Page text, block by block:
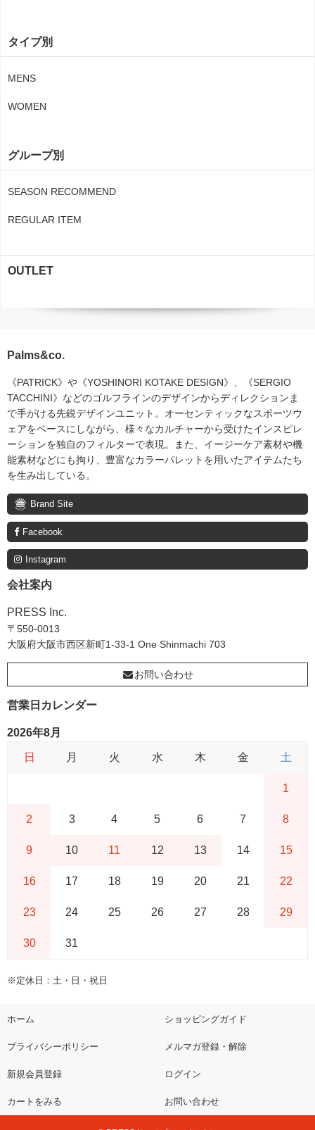
タイプ別
MENS
WOMEN
グループ別
SEASON RECOMMEND
REGULAR ITEM
OUTLET
Palms&co.
《PATRICK》や《YOSHINORI KOTAKE DESIGN》、《SERGIO
TACCHINI》などのゴルフラインのデザインからディレクションま
で手がける先鋭デザインユニット。オーセンティックなスポーツウ
ェアをベースにしながら、様々なカルチャーから受けたインスピレ
ーションを独自のフィルターで表現。また、イージーケア素材や機
能素材などにも拘り、豊富なカラーパレットを用いたアイテムたち
を生み出している。
Brand Site
Facebook
Instagram
会社案内
PRESS Inc.
〒550-0013
大阪府大阪市西区新町1-33-1 One Shinmachi 703
お問い合わせ
営業日カレンダー
2026年8月
日 月 火 水 木 金 土
1
2 3 4 5 6 7 8
9 10 11 12 13 14 15
16 17 18 19 20 21 22
23 24 25 26 27 28 29
30 31
※定休日：土・日・祝日
ホーム ショッピングガイド
プライバシーポリシー メルマガ登録・解除
新規会員登録 ログイン
カートをみる お問い合わせ